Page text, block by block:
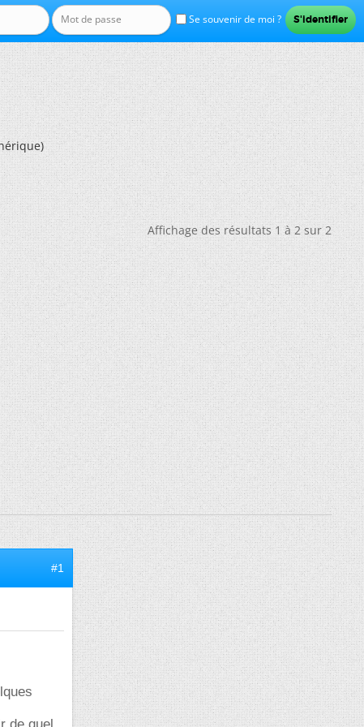
Se souvenir de moi ?
Affichage des résultats 1 à 2 sur 2
#1